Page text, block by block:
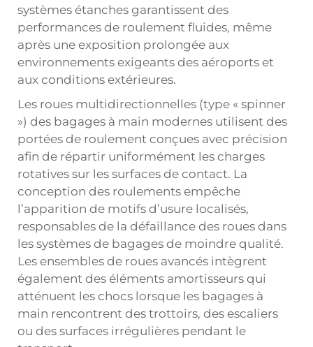
systèmes étanches garantissent des
performances de roulement fluides, même
après une exposition prolongée aux
environnements exigeants des aéroports et
aux conditions extérieures.
Les roues multidirectionnelles (type « spinner
») des bagages à main modernes utilisent des
portées de roulement conçues avec précision
afin de répartir uniformément les charges
rotatives sur les surfaces de contact. La
conception des roulements empêche
l’apparition de motifs d’usure localisés,
responsables de la défaillance des roues dans
les systèmes de bagages de moindre qualité.
Les ensembles de roues avancés intègrent
également des éléments amortisseurs qui
atténuent les chocs lorsque les bagages à
main rencontrent des trottoirs, des escaliers
ou des surfaces irrégulières pendant le